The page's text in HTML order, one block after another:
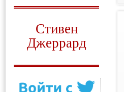
Стивен
Джеррард